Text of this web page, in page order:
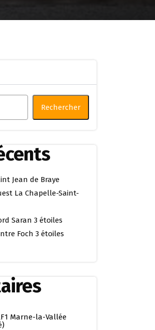
Rechercher
Jean de Braye
La Chapelle-Saint-
Saran 3 étoiles
Foch 3 étoiles
Marne-la-Vallée